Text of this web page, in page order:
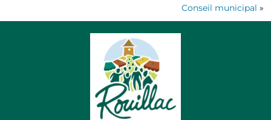
Conseil municipal »